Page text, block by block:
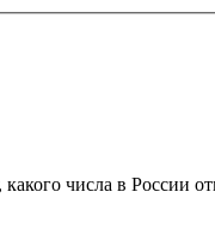
числа в России